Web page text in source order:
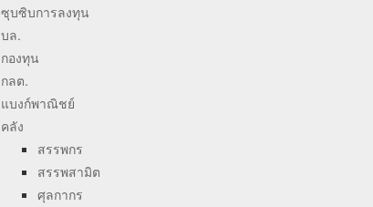
ซุบซิบการลงทุน
บล.
กองทุน
กลต.
แบงก์พาณิชย์
คลัง
สรรพกร
สรรพสามิต
ศุลกากร